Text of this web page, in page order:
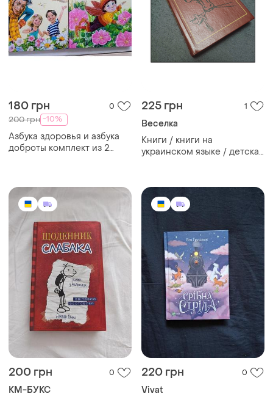
180 грн 0
200 грн -10%
Азбука здоровья и азбука
доброты комплект из 2
225 грн 1
Веселка
Книги / книги на
украинском языке / детская
нестайко / тореадоры из
васковки
200 грн 0
КМ-БУКС
220 грн 0
Vivat